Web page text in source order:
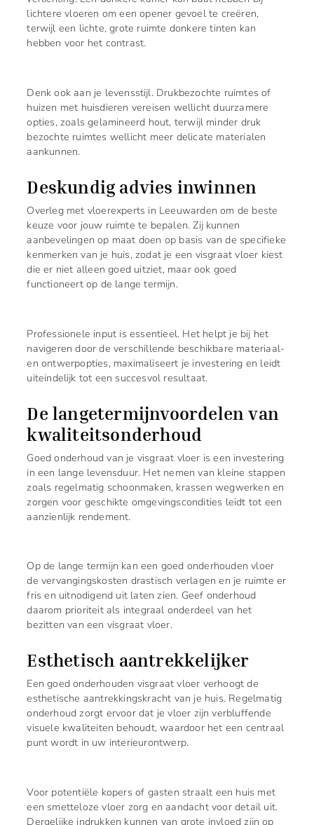
lichtere vloeren om een opener gevoel te creëren,
terwijl een lichte, grote ruimte donkere tinten kan
hebben voor het contrast.
Denk ook aan je levensstijl. Drukbezochte ruimtes of
huizen met huisdieren vereisen wellicht duurzamere
opties, zoals gelamineerd hout, terwijl minder druk
bezochte ruimtes wellicht meer delicate materialen
aankunnen.
Deskundig advies inwinnen
Overleg met vloerexperts in Leeuwarden om de beste
keuze voor jouw ruimte te bepalen. Zij kunnen
aanbevelingen op maat doen op basis van de specifieke
kenmerken van je huis, zodat je een visgraat vloer kiest
die er niet alleen goed uitziet, maar ook goed
functioneert op de lange termijn.
Professionele input is essentieel. Het helpt je bij het
navigeren door de verschillende beschikbare materiaal-
en ontwerpopties, maximaliseert je investering en leidt
uiteindelijk tot een succesvol resultaat.
De langetermijnvoordelen van
kwaliteitsonderhoud
Goed onderhoud van je visgraat vloer is een investering
in een lange levensduur. Het nemen van kleine stappen
zoals regelmatig schoonmaken, krassen wegwerken en
zorgen voor geschikte omgevingscondities leidt tot een
aanzienlijk rendement.
Op de lange termijn kan een goed onderhouden vloer
de vervangingskosten drastisch verlagen en je ruimte er
fris en uitnodigend uit laten zien. Geef onderhoud
daarom prioriteit als integraal onderdeel van het
bezitten van een visgraat vloer.
Esthetisch aantrekkelijker
Een goed onderhouden visgraat vloer verhoogt de
esthetische aantrekkingskracht van je huis. Regelmatig
onderhoud zorgt ervoor dat je vloer zijn verbluffende
visuele kwaliteiten behoudt, waardoor het een centraal
punt wordt in uw interieurontwerp.
Voor potentiële kopers of gasten straalt een huis met
een smetteloze vloer zorg en aandacht voor detail uit.
Dergelijke indrukken kunnen van grote invloed zijn op